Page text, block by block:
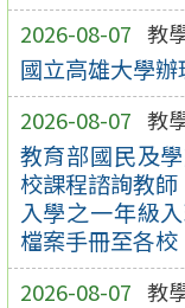
2026-08-07 教
國立高雄大學
2026-08-07 教
教育部國民及
校課程諮詢教
入學之一年級
檔案手冊至各校
2026-08-07 教